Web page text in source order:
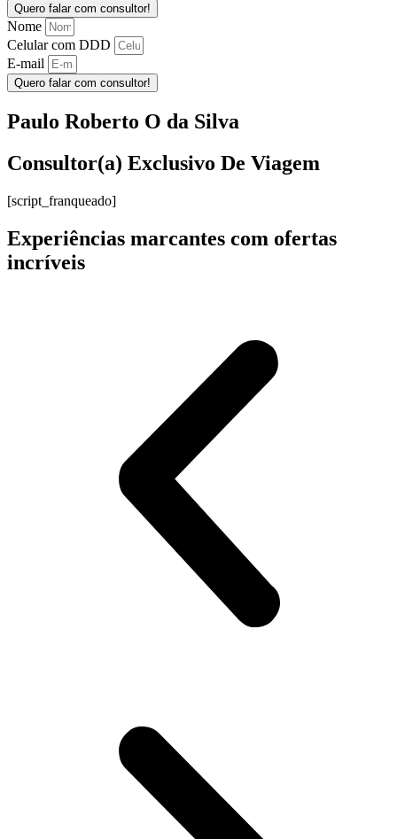
Quero falar com consultor!
Nome
Celular com DDD
E-mail
Quero falar com consultor!
Paulo Roberto O da Silva
Consultor(a) Exclusivo De Viagem
[script_franqueado]
Experiências marcantes com ofertas
incríveis